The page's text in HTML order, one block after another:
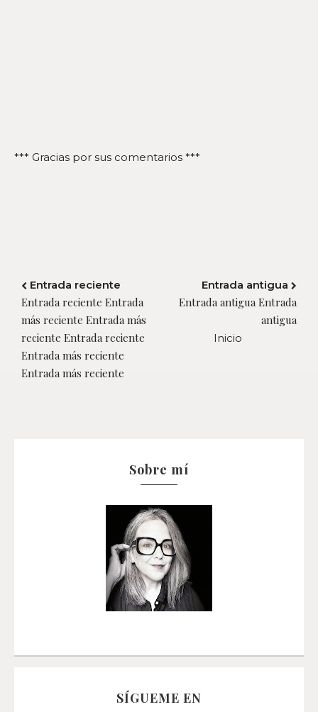
*** Gracias por sus comentarios ***
Entrada reciente
Entrada reciente Entrada
más reciente Entrada más
reciente Entrada reciente
Entrada más reciente
Entrada más reciente
Entrada antigua
Entrada antigua Entrada
antigua
Inicio
Sobre mí
SÍGUEME EN